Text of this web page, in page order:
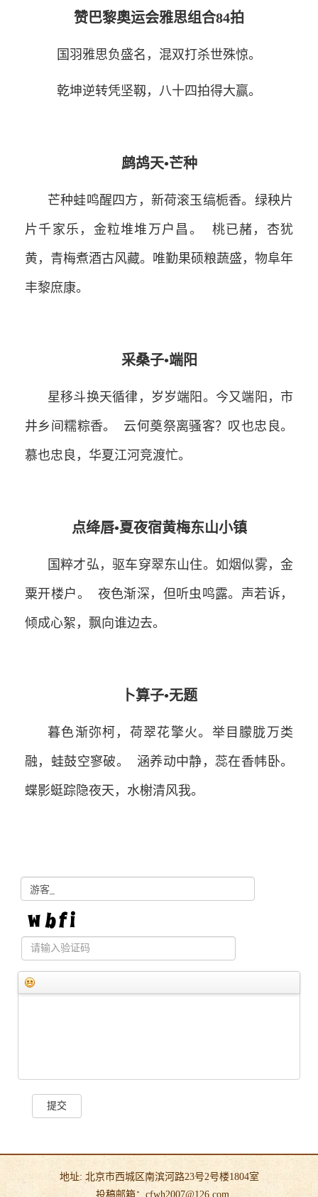
赞巴黎奧运会雅思组合84拍
国羽雅思负盛名，混双打杀世殊惊。
乾坤逆转凭坚靱，八十四拍得大赢。
鹧鸪天•芒种
芒种蛙鸣醒四方，新荷滚玉缟栀香。绿秧片
片千家乐，金粒堆堆万户昌。 桃已赭，杏犹
黄，青梅煮酒古风藏。唯勤果硕粮蔬盛，物阜年
丰黎庶康。
采桑子•端阳
星移斗换天循律，岁岁端阳。今又端阳，市
井乡间糯粽香。 云何奠祭离骚客？叹也忠良。
慕也忠良，华夏江河竞渡忙。
点绛唇•夏夜宿黄梅东山小镇
国粹才弘，驱车穿翠东山住。如烟似雾，金
粟开楼户。 夜色渐深，但听虫鸣露。声若诉，
倾成心絮，飘向谁边去。
卜算子•无题
暮色渐弥柯，荷翠花擎火。举目朦胧万类
融，蛙鼓空寥破。 涵养动中静，蕊在香帏卧。
蝶影蜓踪隐夜天，水榭清风我。
提交
地址: 北京市西城区南滨河路23号2号楼1804室
投稿邮箱：cfwh2007@126.com